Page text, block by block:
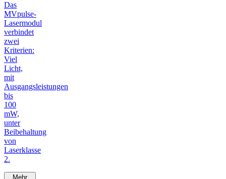
Das
MVpulse-
Lasermodul
verbindet
zwei
Kriterien:
Viel
Licht,
mit
Ausgangsleistungen
bis
100
mW,
unter
Beibehaltung
von
Laserklasse
2.
Mehr